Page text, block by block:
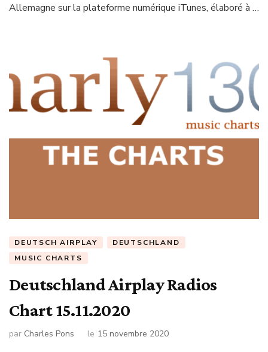
Allemagne sur la plateforme numérique iTunes, élaboré à …
DEUTSCH AIRPLAY
DEUTSCHLAND
MUSIC CHARTS
Deutschland Airplay Radios
Chart 15.11.2020
par Charles Pons le 15 novembre 2020